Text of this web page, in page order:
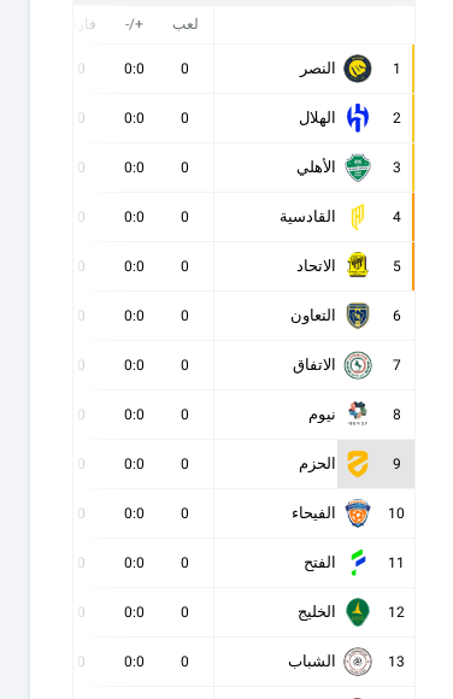
لعب +/- فارق
1 النصر 0
0:0
0
2 الهلال 0
0:0
0
3 الأهلي 0
0:0
0
4 القادسية 0
0:0
0
5 الاتحاد 0
0:0
0
6 التعاون 0
0:0
0
7 الاتفاق 0
0:0
0
8 نيوم 0
0:0
0
9 الحزم 0
0:0
0
10 الفيحاء 0
0:0
0
11 الفتح 0
0:0
0
12 الخليج 0
0:0
0
13 الشباب 0
0:0
0